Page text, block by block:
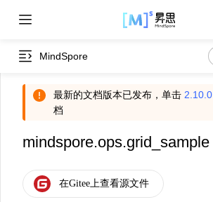
MindSpore
最新的文档版本已发布，单击 2.10.0
档
mindspore.ops.grid_sample